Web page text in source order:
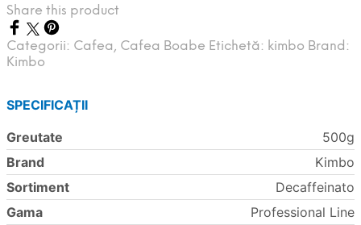
Share this product
Categorii: Cafea, Cafea Boabe Etichetă: kimbo Brand:
Kimbo
SPECIFICAȚII
Greutate
500g
Brand
Kimbo
Sortiment
Decaffeinato
Gama
Professional Line